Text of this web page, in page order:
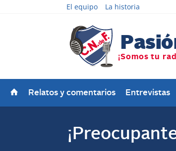
El equipo La historia
Relatos y comentarios Entrevistas